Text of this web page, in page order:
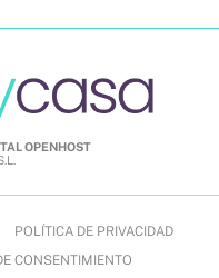
OPENHOST
POLÍTICA DE PRIVACIDAD
CONSENTIMIENTO